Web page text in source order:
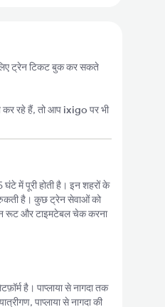
ट्रेन टिकट बुक कर सकते
कर रहे हैं, तो आप ixigoपर भी
घंटे में पूरी होती है। इन शहरों के
है। कुछ ट्रेन सेवाओं को
रूट और टाइमटेबल चेक करना
है। पाप्लाया से नागदा तक
पाप्लाया से नागदा की